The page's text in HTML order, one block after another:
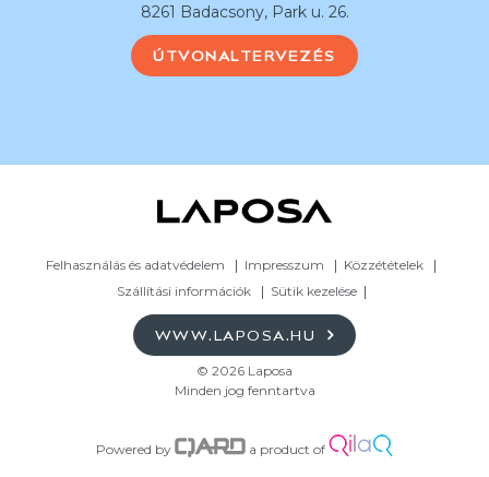
8261 Badacsony, Park u. 26.
ÚTVONALTERVEZÉS
Felhasználás és adatvédelem Impresszum
Közzétételek
Szállítási információk
Sütik kezelése
WWW.LAPOSA.HU
© 2026 Laposa
Minden jog fenntartva
Powered by a product of